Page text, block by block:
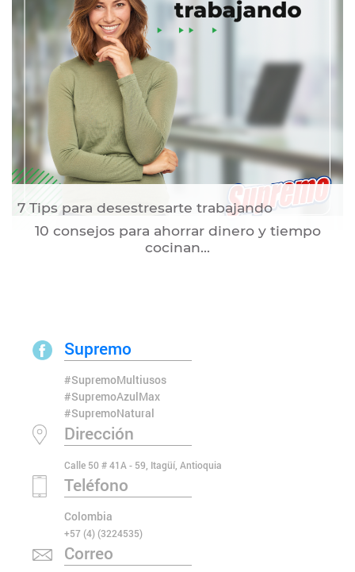
7 Tips para desestresarte trabajando
10 consejos para ahorrar dinero y tiempo
cocinan...
Supremo
#SupremoMultiusos
#SupremoAzulMax
#SupremoNatural
Dirección
Calle 50 # 41A - 59, Itagüí, Antioquia
Teléfono
Colombia
+57 (4) (3224535)
Correo